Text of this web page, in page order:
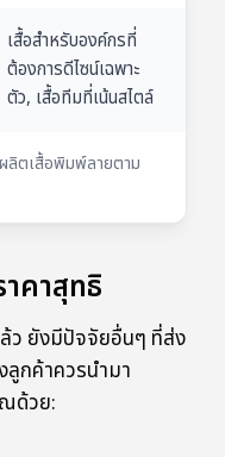
ลิตเสื้อพิมพ์ลายตาม
เสื้อสำหรับองค์กรที่
ต้องการดีไซน์เฉพาะ
ตัว, เสื้อทีมที่เน้นสไตล์
คาสุทธิ
ว ยังมีปัจจัยอื่นๆ ที่ส่ง
กค้าควรนำมา
ด้วย: